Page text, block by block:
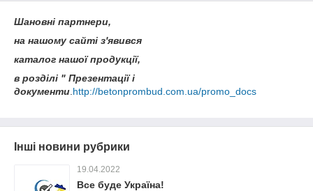
Шановні партнери,
на нашому сайті з'явився
каталог нашої продукції,
в розділі " Презентації і
документи http://betonprombud.com.ua/promo_docs
Інші новини рубрики
19.04.2022
Все буде Україна!